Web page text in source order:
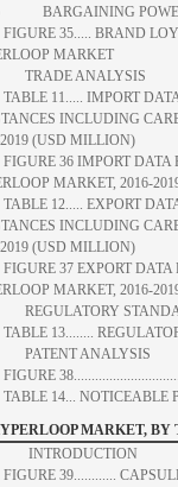
BARGAINING POWER
35..... BRAND
MARKET
ANALYSIS
11..... IMPORT DATA
INCLUDING
(USD MILLION)
36 IMPORT DATA
MARKET, 2016-
12..... EXPORT
INCLUDING
(USD MILLION)
37 EXPORT DATA
MARKET, 2016-
13........
ANALYSIS
14... NOTICEABLE
MARKET,
39............